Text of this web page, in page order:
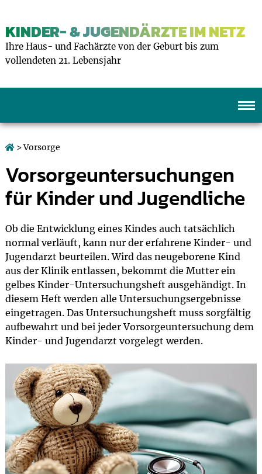
KINDER- & JUGENDÄRZTE IM NETZ
Ihre Haus- und Fachärzte von der Geburt bis zum
vollendeten 21. Lebensjahr
> Vorsorge
Vorsorgeuntersuchungen
für Kinder und Jugendliche
Ob die Entwicklung eines Kindes auch tatsächlich
normal verläuft, kann nur der erfahrene Kinder- und
Jugendarzt beurteilen. Wird das neugeborene Kind
aus der Klinik entlassen, bekommt die Mutter ein
gelbes Kinder-Untersuchungsheft ausgehändigt. In
diesem Heft werden alle Untersuchungsergebnisse
eingetragen. Das Untersuchungsheft muss sorgfältig
aufbewahrt und bei jeder Vorsorgeuntersuchung dem
Kinder- und Jugendarzt vorgelegt werden.